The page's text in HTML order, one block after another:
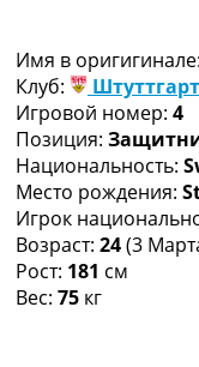
Другие
Таблицы
Таблицы
Украина.
Украина.
Лига
Англия.
Испания.
Все
Рейтинги
Имя в оригигинале:
Клуб:
Штуттгарт
Игровой номер: 4
Позиция:
Национальность:
Место рождения:
Игрок
Возраст: 24(3
Рост: 181 см
Вес: 75 кг